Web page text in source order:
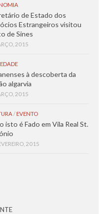
de Estado dos
Estrangeiros visitou
de Sines
2015
à descoberta da
algarvia
2015
/ EVENTO
isto é Fado em Vila Real St.
2015